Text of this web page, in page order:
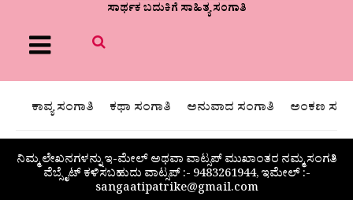
ಸಾರ್ಥಕ ಬದುಕಿಗೆ ಸಾಹಿತ್ಯ ಸಂಗಾತಿ
Menu
ಕಾವ್ಯ ಸಂಗಾತಿ ಕಥಾ ಸಂಗಾತಿ ಅನುವಾದ ಸಂಗಾತಿ ಅಂಕಣ
ನಿಮ್ಮ ಲೇಖನಗಳನ್ನು ಇ-ಮೇಲ್ ಅಥವಾ ವಾಟ್ಸಪ್ ಮುಖಾಂತರ ನಮ್ಮ ಸಂಗತಿ
ವೆಬ್ಸೈಟ್ ಕಳಿಸಬಹುದು ವಾಟ್ಸಪ್‌ :- 9483261944, ಇಮೇಲ್ :-
sangaatipatrike@gmail.com